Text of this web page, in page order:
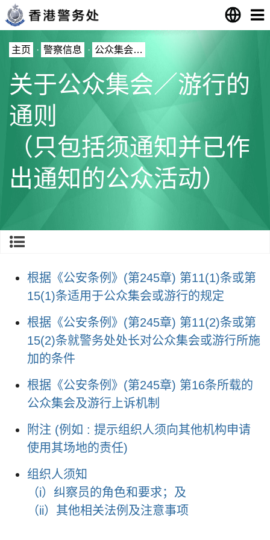
主页 · 警察信息 · 公众集会…
关于公众集会／游行的
通则
（只包括须通知并已作
出通知的公众活动）
根据《公安条例》(第245章) 第11(1)条或第
15(1)条适用于公众集会或游行的规定
根据《公安条例》(第245章) 第11(2)条或第
15(2)条就警务处处长对公众集会或游行所施
加的条件
根据《公安条例》(第245章) 第16条所载的
公众集会及游行上诉机制
附注 (例如 : 提示组织人须向其他机构申请
使用其场地的责任)
组织人须知
（i）纠察员的角色和要求；及
（ii）其他相关法例及注意事项